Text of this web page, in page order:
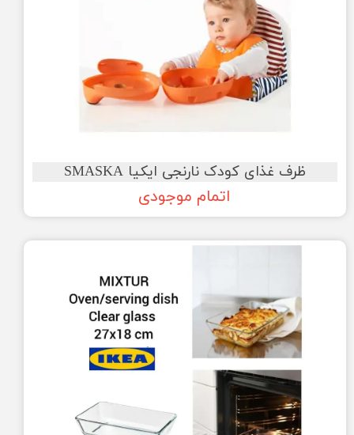
ظرف غذای کودک نارنجی ایکیا SMASKA
اتمام موجودی